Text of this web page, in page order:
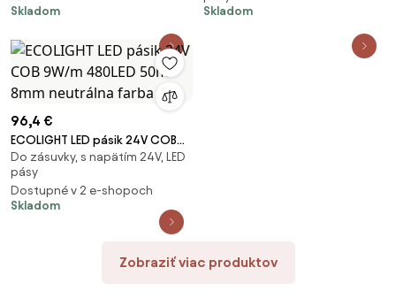
Skladom
Skladom
96,4 €
ECOLIGHT LED pásik 24V COB
9W/m 480LED 50m 8mm
neutrálna farba SZ
Do zásuvky, s napätím 24V, LED
pásy
Dostupné v 2 e-shopoch
Skladom
Zobraziť viac produktov